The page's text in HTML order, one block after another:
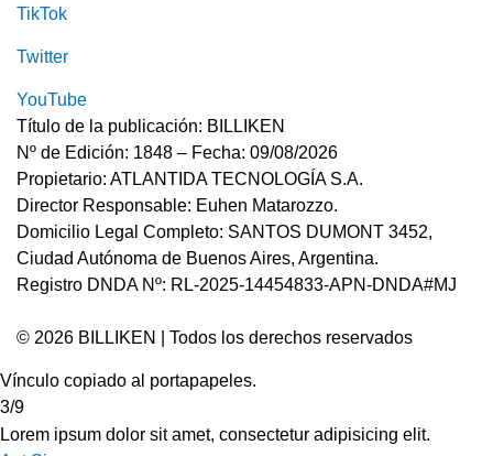
TikTok
Twitter
YouTube
Título de la publicación: BILLIKEN
Nº de Edición: 1848 – Fecha: 09/08/2026
Propietario: ATLANTIDA TECNOLOGÍA S.A.
Director Responsable: Euhen Matarozzo.
Domicilio Legal Completo: SANTOS DUMONT 3452,
Ciudad Autónoma de Buenos Aires, Argentina.
Registro DNDA Nº: RL-2025-14454833-APN-DNDA#MJ
© 2026 BILLIKEN | Todos los derechos reservados
Vínculo copiado al portapapeles.
3/9
Lorem ipsum dolor sit amet, consectetur adipisicing elit.